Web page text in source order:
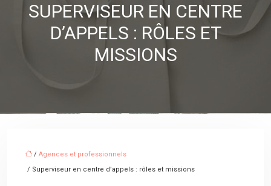
SUPERVISEUR EN CENTRE
D’APPELS : RÔLES ET
MISSIONS
/ Agences et professionnels
/ Superviseur en centre d’appels : rôles et missions